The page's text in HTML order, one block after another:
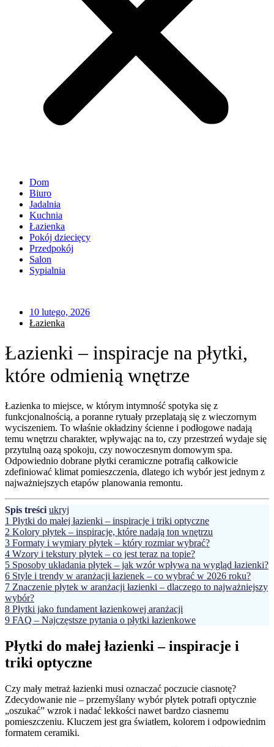
Dom
Biuro
Jadalnia
Kuchnia
Łazienka
Pokój dziecięcy
Przedpokój
Salon
Sypialnia
10 lutego, 2026
Łazienka
Łazienki – inspiracje na płytki,
które odmienią wnętrze
Łazienka to miejsce, w którym intymność spotyka się z
funkcjonalnością, a poranne rytuały przeplatają się z wieczornym
wyciszeniem. To właśnie okładziny ścienne i podłogowe nadają
temu wnętrzu charakter, wpływając na to, czy przestrzeń wydaje się
przytulną oazą spokoju, czy nowoczesnym domowym spa.
Odpowiednio dobrane płytki ceramiczne potrafią całkowicie
zdefiniować klimat pomieszczenia, dlatego ich wybór jest jednym z
najważniejszych etapów planowania remontu.
Spis treści ukryj
1 Płytki do małej łazienki – inspiracje i triki optyczne
2 Kolory płytek – inspiracje, które nadają ton wnętrzu
3 Formaty i wymiary płytek – który rozmiar wybrać?
4 Wzory i tekstury płytek – co jest teraz na topie?
5 Sposoby układania płytek – jak wzór wpływa na wygląd łazienki?
6 Style i trendy w aranżacji łazienek – co wybrać w 2026 roku?
7 Znaczenie płytek w aranżacji łazienki – dlaczego to najważniejszy
wybór?
8 Płytki jako fundament łazienkowej aranżacji
9 FAQ – Najczęstsze pytania o płytki łazienkowe
Płytki do małej łazienki – inspiracje i
triki optyczne
Czy mały metraż łazienki musi oznaczać poczucie ciasnotę?
Zdecydowanie nie – przemyślany wybór płytek potrafi optycznie
„oszukać” wzrok i nadać lekkości nawet bardzo ciasnemu
pomieszczeniu. Kluczem jest gra światłem, kolorem i odpowiednim
formatem ceramiki.